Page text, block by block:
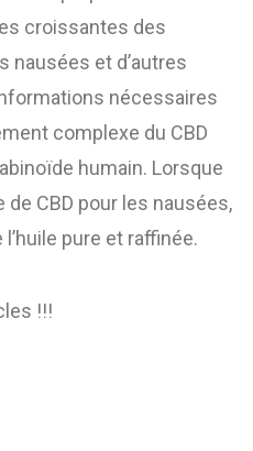
croissantes des
nausées et d’autres
nécessaires
complexe du CBD
humain. Lorsque
de CBD pour les nausées,
pure et raffinée.
!!!